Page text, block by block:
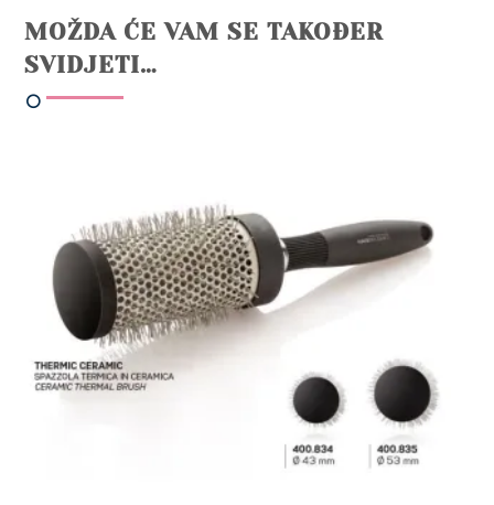
MOŽDA ĆE VAM SE TAKOĐER
SVIDJETI…